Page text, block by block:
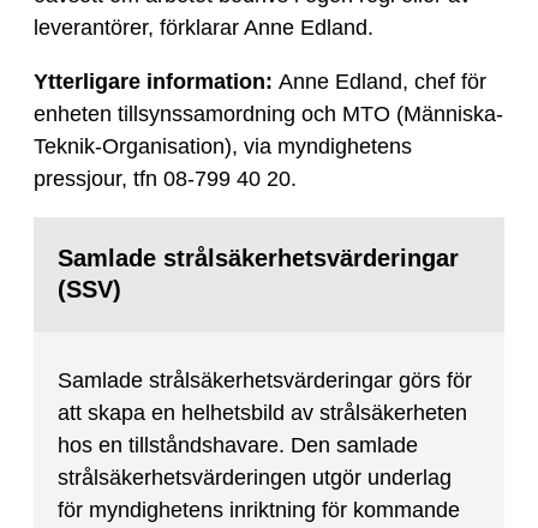
leverantörer, förklarar Anne Edland.
Ytterligare information: Anne Edland, chef för
enheten tillsynssamordning och MTO (Människa-
Teknik-Organisation), via myndighetens
pressjour, tfn 08-799 40 20.
Samlade strålsäkerhetsvärderingar
(SSV)
Samlade strålsäkerhetsvärderingar görs för
att skapa en helhetsbild av strålsäkerheten
hos en tillståndshavare. Den samlade
strålsäkerhetsvärderingen utgör underlag
för myndighetens inriktning för kommande